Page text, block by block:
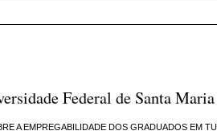
Federal de Santa Maria
A EMPREGABILIDADE DOS GRADUADOS EM